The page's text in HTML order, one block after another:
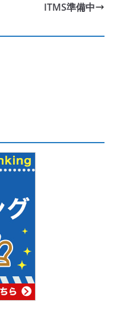
ITMS準備中